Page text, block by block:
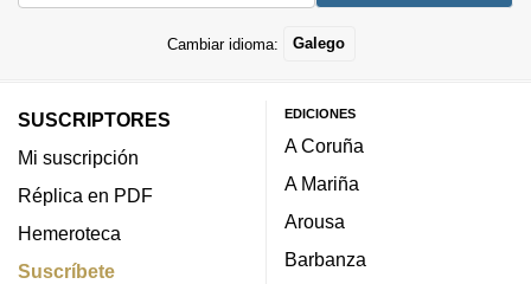
Cambiar idioma: Galego
SUSCRIPTORES
Mi suscripción
Réplica en PDF
Hemeroteca
Suscríbete
EDICIONES
A Coruña
A Mariña
Arousa
Barbanza